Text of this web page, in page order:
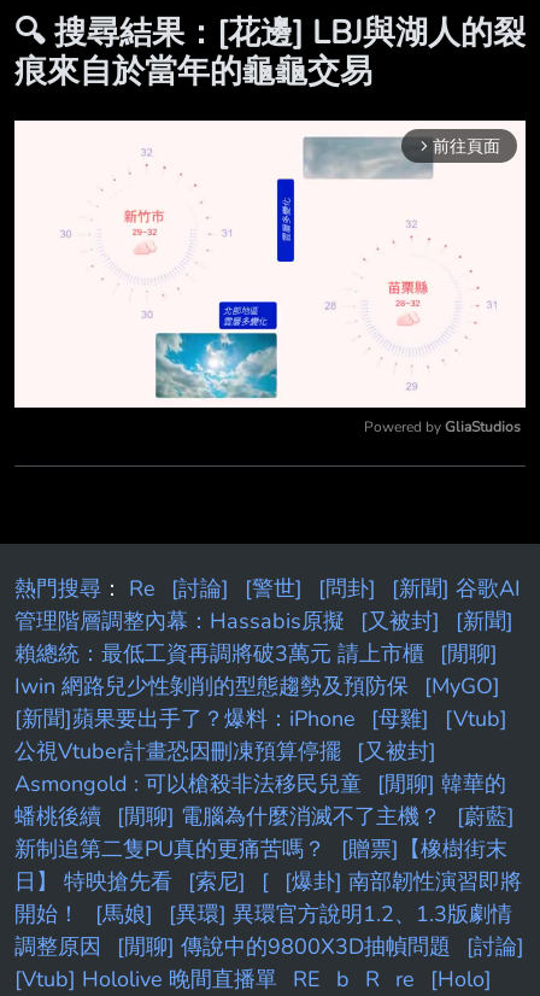
🔍 搜尋結果：[花邊] LBJ與湖人的裂
痕來自於當年的龜龜交易
arrow_forward_ios 前往頁面
Powered by GliaStudios
熱門搜尋 ： Re [討論] [警世] [問卦]
[新聞] 谷歌AI
管理階層調整內幕：Hassabis原擬
[又被封]
[新聞]
賴總統：最低工資再調將破3萬元 請上市櫃
[閒聊]
Iwin 網路兒少性剝削的型態趨勢及預防保
[MyGO]
[新聞]蘋果要出手了？爆料：iPhone
[母雞]
[Vtub]
公視Vtuber計畫恐因刪凍預算停擺
[又被封]
Asmongold : 可以槍殺非法移民兒童
[閒聊] 韓華的
蟠桃後續
[閒聊] 電腦為什麼消滅不了主機？
[蔚藍]
新制追第二隻PU真的更痛苦嗎？
[贈票]【橡樹街末
日】 特映搶先看
[索尼] [
[爆卦] 南部韌性演習即將
開始！
[馬娘]
[異環] 異環官方說明1.2、1.3版劇情
調整原因
[閒聊] 傳說中的9800X3D抽幀問題
[討論]
[Vtub] Hololive 晚間直播單 RE b R re
[Holo]